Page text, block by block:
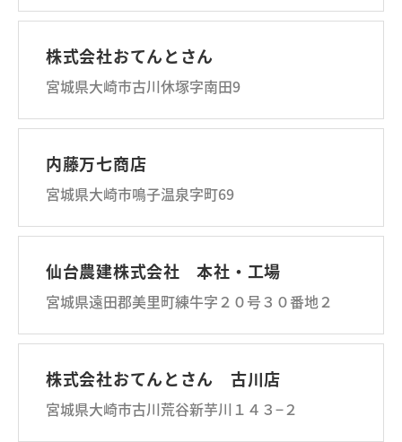
株式会社おてんとさん
宮城県大崎市古川休塚字南田9
内藤万七商店
宮城県大崎市鳴子温泉字町69
仙台農建株式会社 本社・工場
宮城県遠田郡美里町練牛字２０号３０番地２
株式会社おてんとさん 古川店
宮城県大崎市古川荒谷新芋川１４３−２